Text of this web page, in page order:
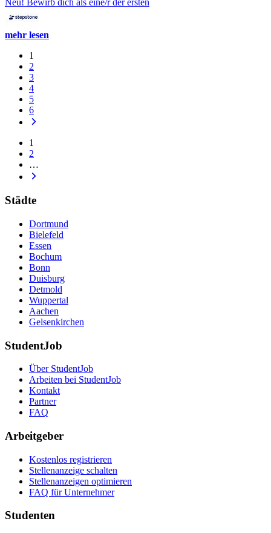
Neu! Bewirb dich als eine/r der ersten
mehr lesen
1
2
3
4
5
6
1
2
…
Städte
Dortmund
Bielefeld
Essen
Bochum
Bonn
Duisburg
Detmold
Wuppertal
Aachen
Gelsenkirchen
StudentJob
Über StudentJob
Arbeiten bei StudentJob
Kontakt
Partner
FAQ
Arbeitgeber
Kostenlos registrieren
Stellenanzeige schalten
Stellenanzeigen optimieren
FAQ für Unternehmer
Studenten